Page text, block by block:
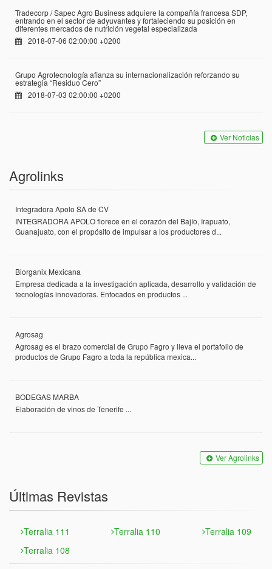
Tradecorp / Sapec Agro Business adquiere la compañía francesa SDP,
entrando en el sector de adyuvantes y fortaleciendo su posición en
diferentes mercados de nutrición vegetal especializada
2018-07-06 02:00:00 +0200
Grupo Agrotecnología afianza su internacionalización reforzando su
estrategia “Residuo Cero”
2018-07-03 02:00:00 +0200
Ver Noticias
Agrolinks
Integradora Apolo SA de CV
INTEGRADORA APOLO florece en el corazón del Bajío, Irapuato,
Guanajuato, con el propósito de impulsar a los productores d...
Biorganix Mexicana
Empresa dedicada a la investigación aplicada, desarrollo y validación de
tecnologías innovadoras. Enfocados en productos ...
Agrosag
Agrosag es el brazo comercial de Grupo Fagro y lleva el portafolio de
productos de Grupo Fagro a toda la república mexica...
BODEGAS MARBA
Elaboración de vinos de Tenerife ...
Ver Agrolinks
Últimas Revistas
Terralia 111 Terralia 110
Terralia 109
Terralia 108